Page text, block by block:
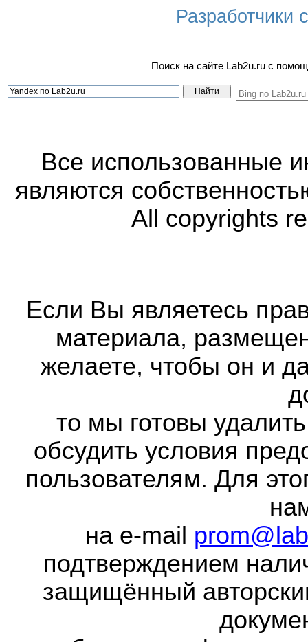
Разработчики
Поиск на сайте Lab2u.ru с
Все использованные
являются
All copyrights
Если Вы являетесь
материала,
желаете, чтобы он и
то мы готовы
обсудить условия
пользователям. Для
на e-mail
подтверждением
защищённый